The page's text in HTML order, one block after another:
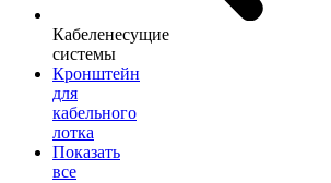
Кабеленесущие
системы
Кронштейн
для
кабельного
лотка
Показать
все